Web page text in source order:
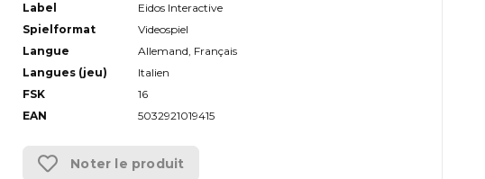
Label
Eidos Interactive
Spielformat
Videospiel
Langue
Allemand, Français
Langues (jeu)
Italien
FSK
16
EAN
5032921019415
Noter le produit